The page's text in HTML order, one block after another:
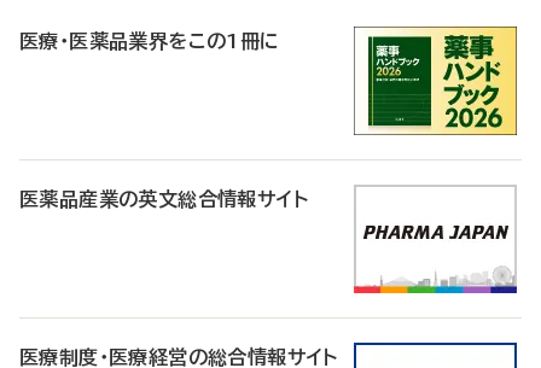
医療・医薬品業界をこの1冊に
医薬品産業の英文総合情報サイト
医療制度・医療経営の総合情報サイト